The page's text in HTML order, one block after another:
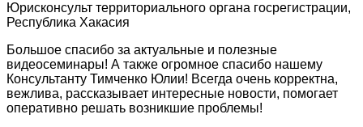
Юрисконсульт территориального органа госрегистрации,
Республика Хакасия
Большое спасибо за актуальные и полезные
видеосеминары! А также огромное спасибо нашему
Консультанту Тимченко Юлии! Всегда очень корректна,
вежлива, рассказывает интересные новости, помогает
оперативно решать возникшие проблемы!